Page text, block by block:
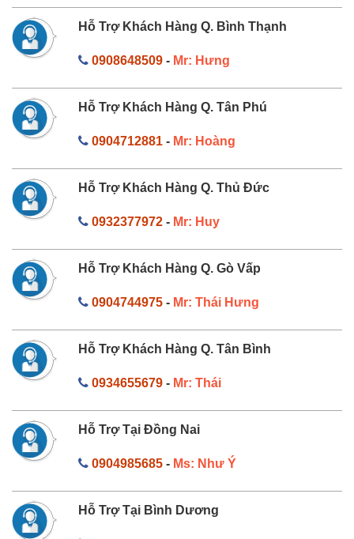
Hỗ Trợ Khách Hàng Q. Bình Thạnh
0908648509- Mr: Hưng
Hỗ Trợ Khách Hàng Q. Tân Phú
0904712881- Mr: Hoàng
Hỗ Trợ Khách Hàng Q. Thủ Đức
0932377972- Mr: Huy
Hỗ Trợ Khách Hàng Q. Gò Vấp
0904744975- Mr: Thái Hưng
Hỗ Trợ Khách Hàng Q. Tân Bình
0934655679- Mr: Thái
Hỗ Trợ Tại Đồng Nai
0904985685- Ms: Như Ý
Hỗ Trợ Tại Bình Dương